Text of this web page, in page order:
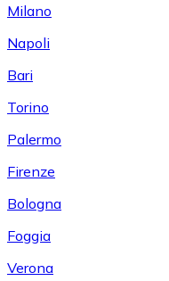
Milano
Napoli
Bari
Torino
Palermo
Firenze
Bologna
Foggia
Verona